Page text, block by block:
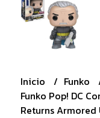
Inicio Funko
Funko Pop! DC
Returns Armored